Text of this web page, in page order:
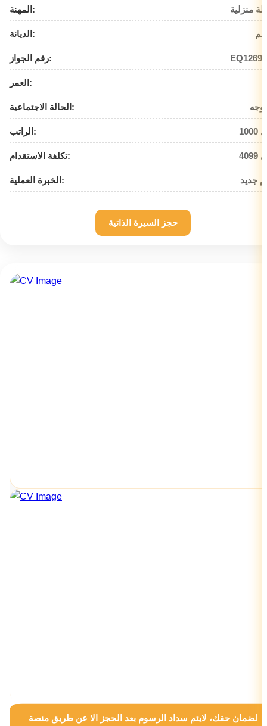
المهنة: منزلية
الديانة:
رقم الجواز:
العمر:
الحالة الاجتماعية:
الراتب:
تكلفة الاستقدام:
الخبرة العملية: جديد
حجز السيرة الذاتية
لضمان حقك، لايتم سداد الرسوم بعد الحجز الا عن طريق منصة